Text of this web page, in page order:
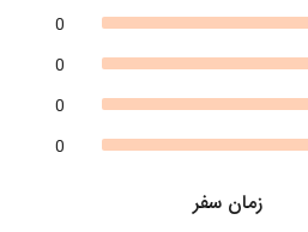
0
0
0
0
زمان سفر